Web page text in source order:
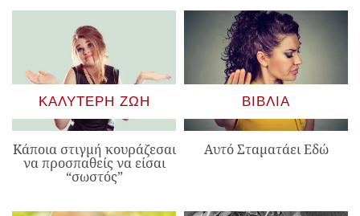
ΚΑΛΎΤΕΡΗ ΖΩΉ
Κάποια στιγμή κουράζεσαι
να προσπαθείς να είσαι
“σωστός”
ΒΙΒΛΊΑ
Αυτό Σταματάει Εδώ